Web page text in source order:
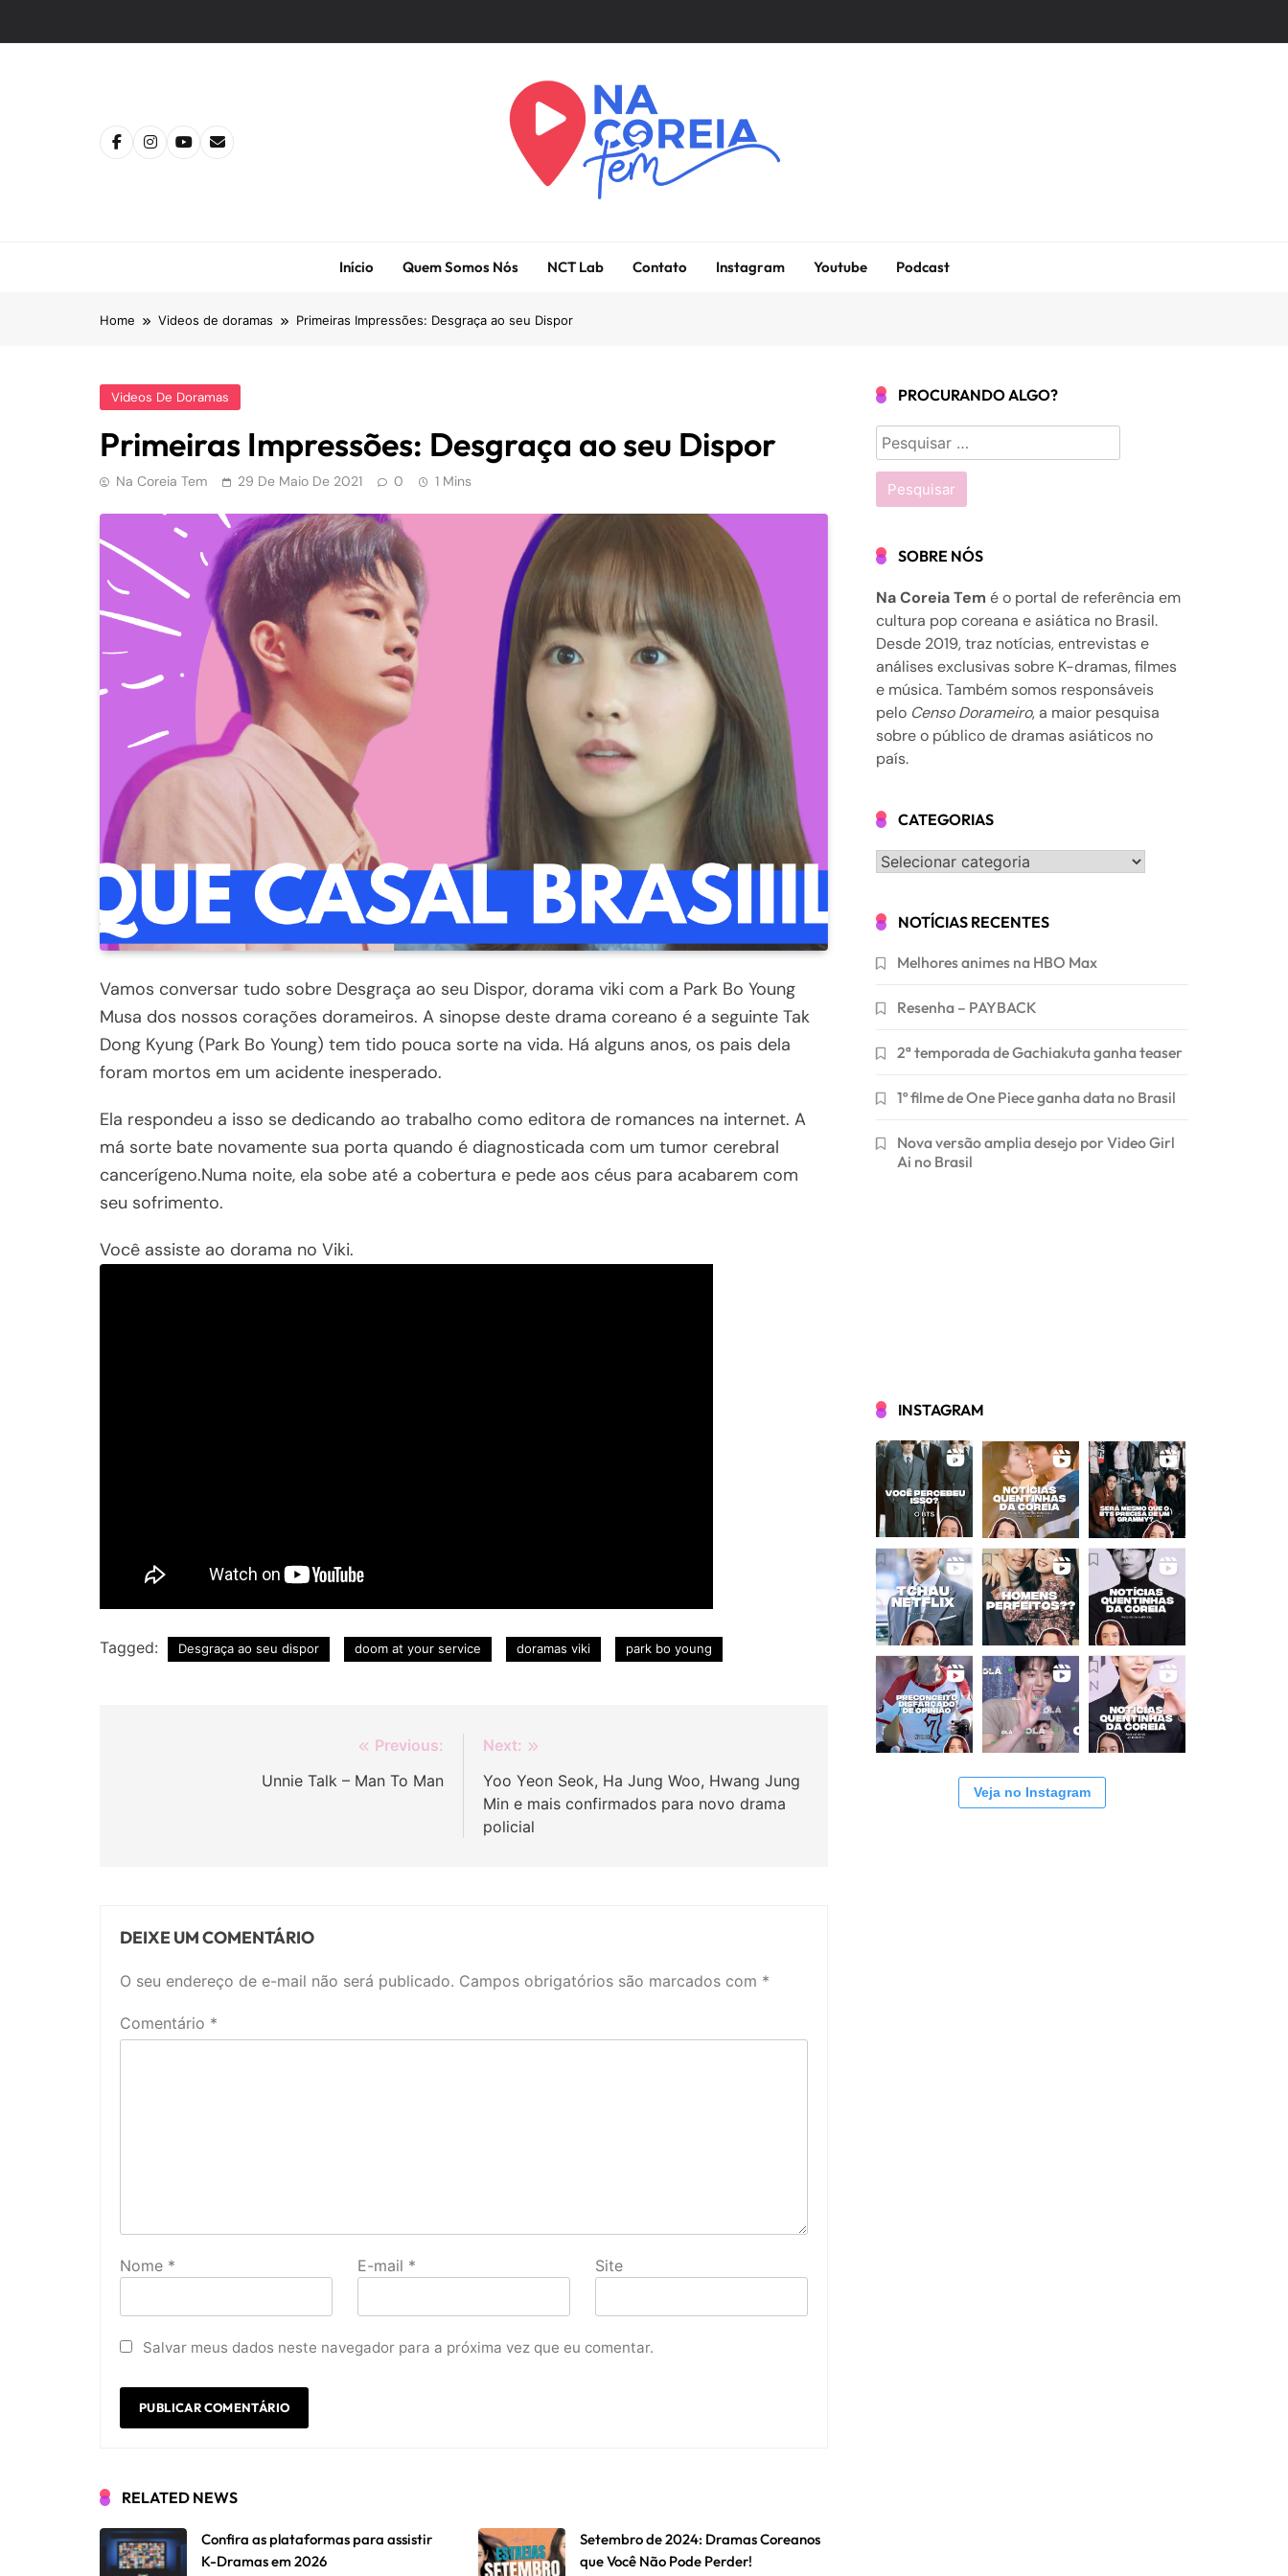
Início Quem Somos Nós NCT Lab Contato Instagram Youtube Podcast
Home Videos de doramas Primeiras Impressões: Desgraça ao seu Dispor
Videos De Doramas
Primeiras Impressões: Desgraça ao seu Dispor
Na Coreia Tem 29 De Maio De 2021 0 1 Mins
Vamos conversar tudo sobre Desgraça ao seu Dispor, dorama viki com a Park Bo Young
Musa dos nossos corações dorameiros. A sinopse deste drama coreano é a seguinte Tak
Dong Kyung (Park Bo Young) tem tido pouca sorte na vida. Há alguns anos, os pais dela
foram mortos em um acidente inesperado.
Ela respondeu a isso se dedicando ao trabalho como editora de romances na internet. A
má sorte bate novamente sua porta quando é diagnosticada com um tumor cerebral
cancerígeno.Numa noite, ela sobe até a cobertura e pede aos céus para acabarem com
seu sofrimento.
Você assiste ao dorama no Viki.
Tagged: Desgraça ao seu dispor doom at your service doramas viki park bo young
Previous:
Unnie Talk – Man To Man
Next:
Yoo Yeon Seok, Ha Jung Woo, Hwang Jung
Min e mais confirmados para novo drama
policial
DEIXE UM COMENTÁRIO
O seu endereço de e-mail não será publicado. Campos obrigatórios são marcados com *
Comentário *
Nome * E-mail * Site
Salvar meus dados neste navegador para a próxima vez que eu comentar.
RELATED NEWS
Confira as plataformas para assistir
K-Dramas em 2026
Setembro de 2024: Dramas Coreanos
que Você Não Pode Perder!
PROCURANDO ALGO?
Pesquisar
por:
SOBRE NÓS
Na Coreia Tem é o portal de referência em
cultura pop coreana e asiática no Brasil.
Desde 2019, traz notícias, entrevistas e
análises exclusivas sobre K-dramas, filmes
e música. Também somos responsáveis
pelo Censo Dorameiro, a maior pesquisa
sobre o público de dramas asiáticos no
país.
CATEGORIAS
Categorias
NOTÍCIAS RECENTES
Melhores animes na HBO Max
Resenha – PAYBACK
2ª temporada de Gachiakuta ganha teaser
1º filme de One Piece ganha data no Brasil
Nova versão amplia desejo por Video Girl
Ai no Brasil
INSTAGRAM
Veja no Instagram